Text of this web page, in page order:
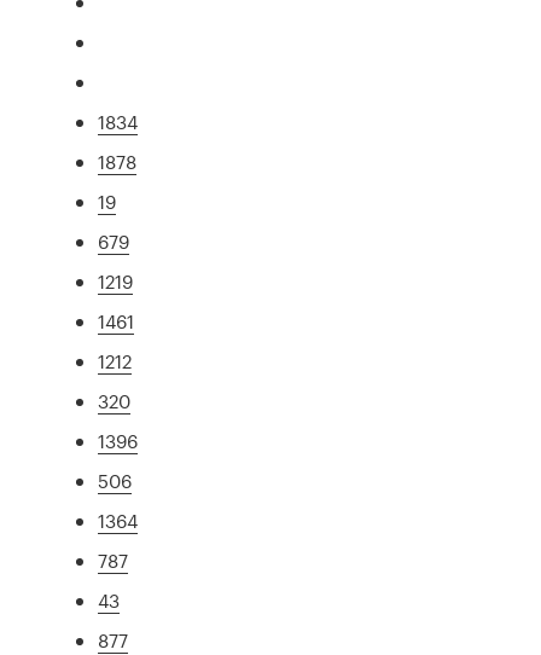
1834
1878
19
679
1219
1461
1212
320
1396
506
1364
787
43
877